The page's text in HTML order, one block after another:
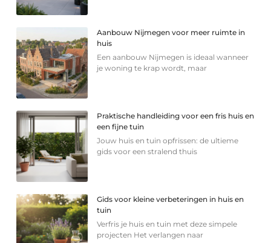
Aanbouw Nijmegen voor meer ruimte in
huis
Een aanbouw Nijmegen is ideaal wanneer
je woning te krap wordt, maar
Praktische handleiding voor een fris huis en
een fijne tuin
Jouw huis en tuin opfrissen: de ultieme
gids voor een stralend thuis
Gids voor kleine verbeteringen in huis en
tuin
Verfris je huis en tuin met deze simpele
projecten Het verlangen naar